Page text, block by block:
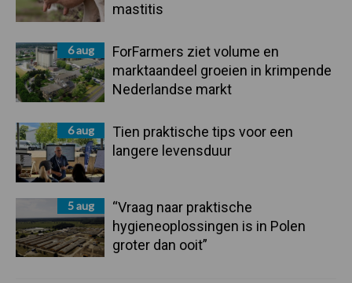
mastitis
6 aug
ForFarmers ziet volume en
marktaandeel groeien in krimpende
Nederlandse markt
6 aug
Tien praktische tips voor een
langere levensduur
5 aug
“Vraag naar praktische
hygieneoplossingen is in Polen
groter dan ooit”